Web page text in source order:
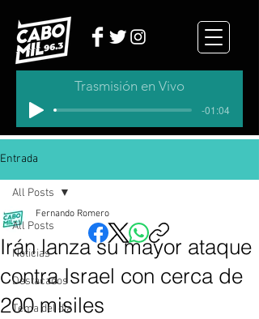
Trasmisión en Vivo
-01:04
Entrada
All Posts
Noticias
Destacados
Tema del dia
All Posts
Irán lanza su mayor ataque
contra Israel con cerca de
200 misiles
Fernando Romero